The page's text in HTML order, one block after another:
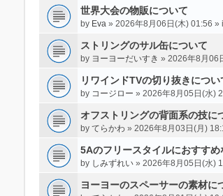
世界大会の物販について
by Eva » 2026年8月06日(木) 01:56 »
ストリングのサル缶について
by ヨーヨーだいすき » 2026年8月06
リワインドTVの切り抜きについ
by コージロー » 2026年8月05日(水)
オフストリングの背面系の技に
by てらかわ» 2026年8月03日(月)
5Aのフリースタイルにおすすめ
by しみずれい» 2026年8月05日(水)
ヨーヨーのスペーサーの素材に